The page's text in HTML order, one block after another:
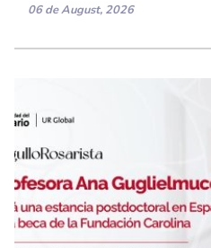
06 de August, 2026